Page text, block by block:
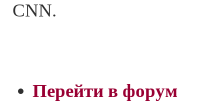
CNN.
Перейти в форум